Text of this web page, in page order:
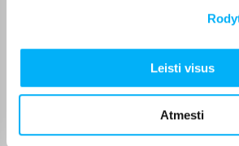
Leisti visus
Atmesti
galite rinktis jums patogiausią gavimo
paštomatą, kurjeriu arba atsiėmimą